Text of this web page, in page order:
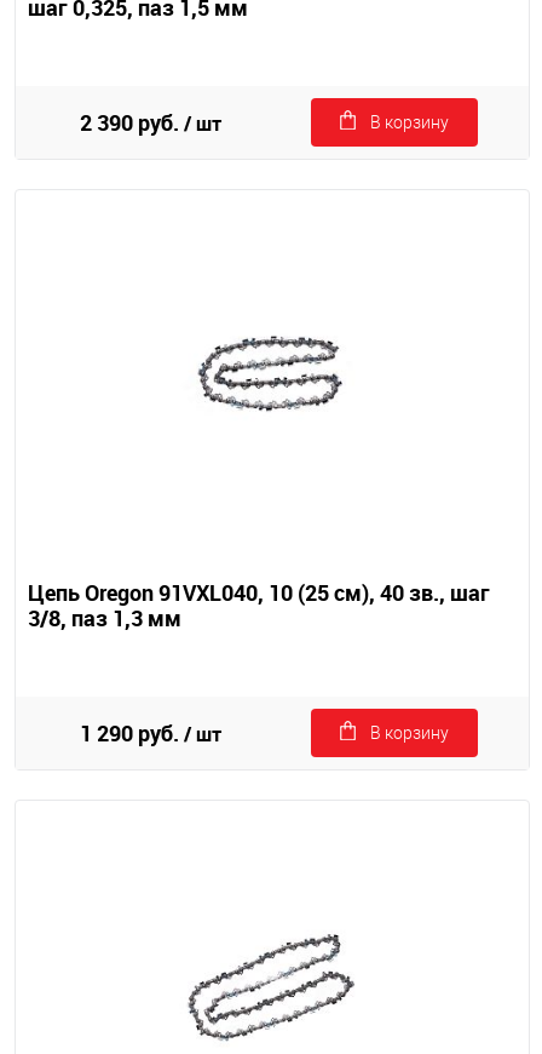
шаг 0,325, паз 1,5 мм
2 390 руб. / шт В корзину
Цепь Oregon 91VXL040, 10 (25 см), 40 зв., шаг
3/8, паз 1,3 мм
1 290 руб. / шт В корзину